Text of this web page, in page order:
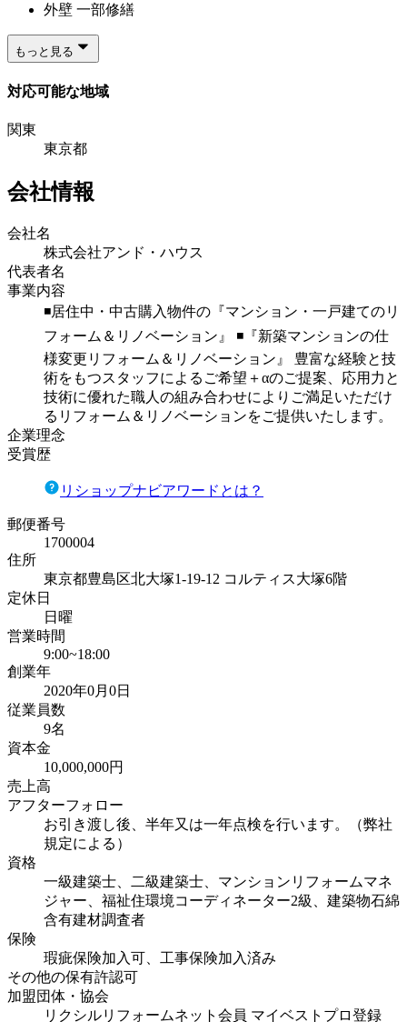
外壁 一部修繕
もっと見る
対応可能な地域
関東
東京都
会社情報
会社名
株式会社アンド・ハウス
代表者名
事業内容
◾️居住中・中古購入物件の『マンション・一戸建てのリ
フォーム＆リノベーション』 ◾️『新築マンションの仕
様変更リフォーム＆リノベーション』 豊富な経験と技
術をもつスタッフによるご希望＋αのご提案、応用力と
技術に優れた職人の組み合わせによりご満足いただけ
るリフォーム＆リノベーションをご提供いたします。
企業理念
受賞歴
リショップナビアワードとは？
郵便番号
1700004
住所
東京都豊島区北大塚1-19-12 コルティス大塚6階
定休日
日曜
営業時間
9:00~18:00
創業年
2020年0月0日
従業員数
9名
資本金
10,000,000円
売上高
アフターフォロー
お引き渡し後、半年又は一年点検を行います。（弊社
規定による）
資格
一級建築士、二級建築士、マンションリフォームマネ
ジャー、福祉住環境コーディネーター2級、建築物石綿
含有建材調査者
保険
瑕疵保険加入可、工事保険加入済み
その他の保有許認可
加盟団体・協会
リクシルリフォームネット会員 マイベストプロ登録